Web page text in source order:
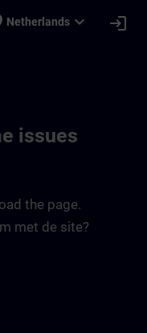
Netherlands expand_more login
issues
the page.
met de site?